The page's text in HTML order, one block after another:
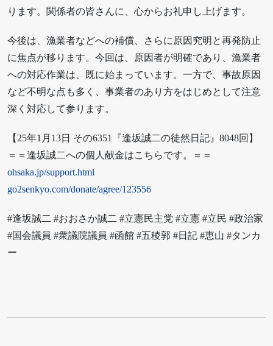
ります。関係者の皆さんに、心からお礼申し上げます。
今後は、漁業者などへの補償、さらに原因究明と再発防止
に焦点が移ります。今回は、原因者が明確であり、漁業者
への対応作業は、既に始まっています。一方で、事故原因
など不明な点も多く、事業者のあり方をはじめとして注意
深く対応して参ります。
【25年1月13日 その6351『逢坂誠二の徒然日記』8048回】
＝＝逢坂誠二への個人献金はこちらです。＝＝
ohsaka.jp/support.html
go2senkyo.com/donate/agree/123556
#逢坂誠二 #おおさか誠二 #立憲民主党 #立憲 #立民 #政治家
#国会議員 #衆議院議員 #函館 #五稜郭 #日記 #恵山 #タンカ
ー